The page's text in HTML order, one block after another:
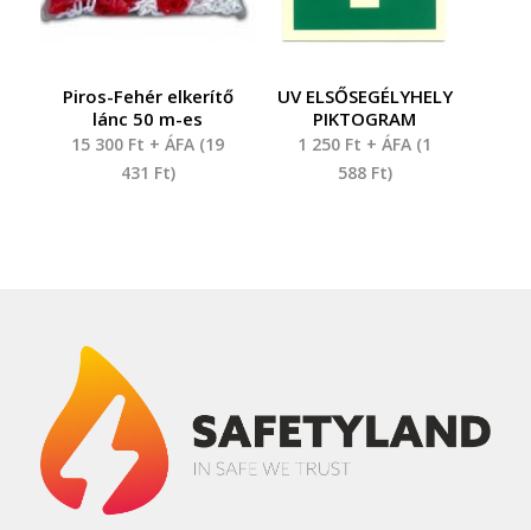
Piros-Fehér elkerítő
lánc 50 m-es
15 300 Ft + ÁFA (19
431 Ft)
UV ELSŐSEGÉLYHELY
PIKTOGRAM
1 250 Ft + ÁFA (1
588 Ft)